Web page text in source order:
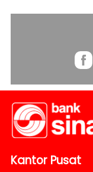
Kantor Pusat